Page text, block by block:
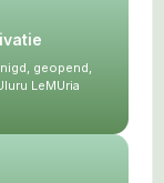
geopend,
LeMUria